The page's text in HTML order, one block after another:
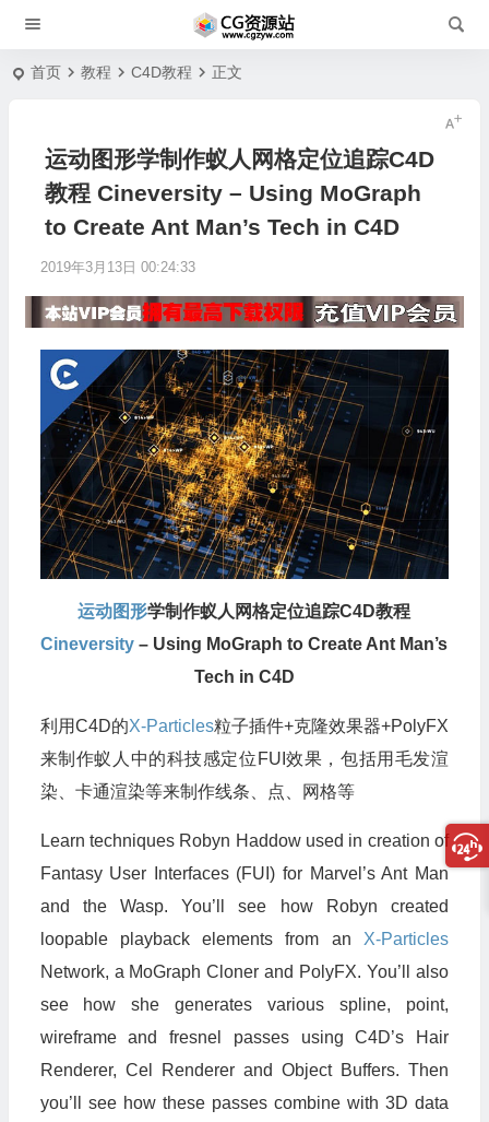
首页 教程 C4D教程 正文
运动图形学制作蚁人网格定位追踪C4D
教程 Cineversity – Using MoGraph
to Create Ant Man’s Tech in C4D
2019年3月13日 00:24:33
运动图形学制作蚁人网格定位追踪C4D教程
Cineversity – Using MoGraph to Create Ant Man’s
Tech in C4D
利用C4D的X-Particles粒子插件+克隆效果器+PolyFX
来制作蚁人中的科技感定位FUI效果，包括用毛发渲
染、卡通渲染等来制作线条、点、网格等
Learn techniques Robyn Haddow used in creation of
Fantasy User Interfaces (FUI) for Marvel’s Ant Man
and the Wasp. You’ll see how Robyn created
loopable playback elements from an X-Particles
Network, a MoGraph Cloner and PolyFX. You’ll also
see how she generates various spline, point,
wireframe and fresnel passes using C4D’s Hair
Renderer, Cel Renderer and Object Buffers. Then
you’ll see how these passes combine with 3D data